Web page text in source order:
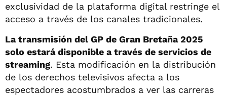
exclusividad de la plataforma digital restringe el
acceso a través de los canales tradicionales.
La transmisión del GP de Gran Bretaña 2025
solo estará disponible a través de servicios de
streaming. Esta modificación en la distribución
de los derechos televisivos afecta a los
espectadores acostumbrados a ver las carreras